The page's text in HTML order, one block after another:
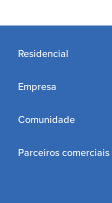
Residencial
Empresa
Comunidade
Parceiros comerciais